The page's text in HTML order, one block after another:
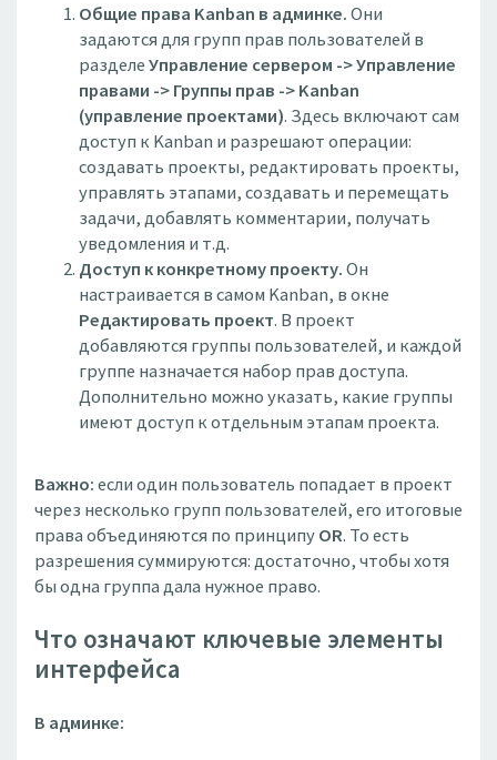
Общие права Kanban в админке.Они
задаются для групп прав пользователей в
разделеУправление сервером -> Управление
правами -> Группы прав -> Kanban
(управление проектами). Здесь включают сам
доступ к Kanban и разрешают операции:
создавать проекты, редактировать проекты,
управлять этапами, создавать и перемещать
задачи, добавлять комментарии, получать
уведомления и т.д.
Доступ к конкретному проекту.Он
настраивается в самом Kanban, в окне
Редактировать проект. В проект
добавляются группы пользователей, и каждой
группе назначается набор прав доступа.
Дополнительно можно указать, какие группы
имеют доступ к отдельным этапам проекта.
Важно:если один пользователь попадает в проект
через несколько групп пользователей, его итоговые
права объединяются по принципуOR. То есть
разрешения суммируются: достаточно, чтобы хотя
бы одна группа дала нужное право.
Что означают ключевые элементы
интерфейса
В админке: